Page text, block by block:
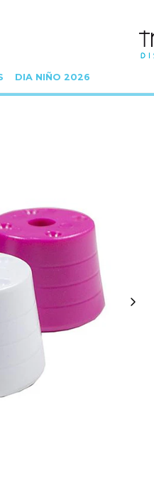
DIA NIÑO 2026
HOOK ACCESORIOS HOOK